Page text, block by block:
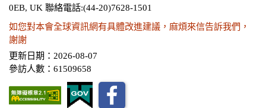
0EB, UK 聯絡電話:(44-20)7628-1501
如您對本會全球資訊網有具體改進建議，麻煩來信告訴我們，
謝謝
更新日期：2026-08-07
參訪人數：61509658